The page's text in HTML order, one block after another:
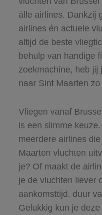
álle airlines. Dankzij
airlines én actuele
altijd de beste
behulp van handige
zoekmachine, heb jij
naar Sint Maarten
Vliegen vanaf
is een slimme
meerdere airlines
Maarten vluchten
je? Of maakt de
je de vluchten liever
aankomsttijd, duur
Gelukkig kun je